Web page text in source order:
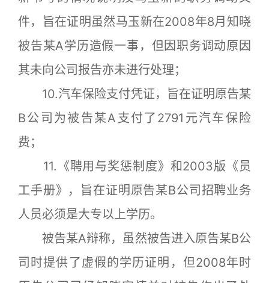
件，旨在证明虽然马玉新在2008年8月知晓
被告某A学历造假一事，但因职务调动原因
其未向公司报告亦未进行处理；
10.汽车保险支付凭证，旨在证明原告某
B公司为被告某A支付了2791元汽车保险
费；
11.《聘用与奖惩制度》和2003版《员
工手册》，旨在证明原告某B公司招聘业务
人员必须是大专以上学历。
被告某A辩称，虽然被告进入原告某B公
司时提供了虚假的学历证明，但2008年时